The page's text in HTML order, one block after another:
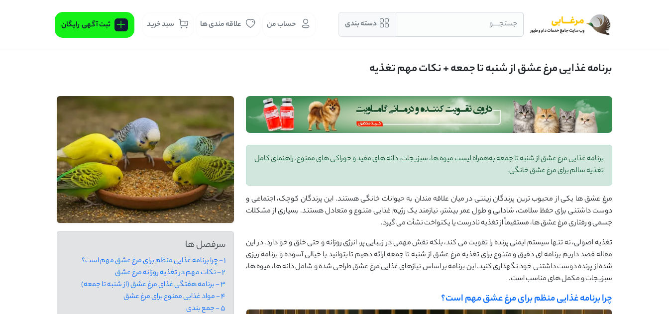
جستجــــو دسته بندی حساب من علاقه مندی ها سبد خرید ثبت آگهی رایگان
برنامه غذایی مرغ عشق از شنبه تا جمعه + نکات مهم تغذیه
برنامه غذایی مرغ عشق از شنبه تا جمعه به‌همراه لیست میوه‌ ها، سبزیجات، دانه ‌های مفید و خوراکی ‌های ممنوع. راهنمای کامل
تغذیه سالم برای مرغ عشق خانگی.
مرغ عشق ‌ها یکی از محبوب ‌ترین پرندگان زینتی در میان علاقه‌ مندان به حیوانات خانگی هستند. این پرندگان کوچک، اجتماعی و
دوست ‌داشتنی برای حفظ سلامت، شادابی و طول عمر بیشتر، نیازمند یک رژیم غذایی متنوع و متعادل هستند. بسیاری از مشکلات
جسمی و رفتاری مرغ عشق ‌ها، مستقیماً از تغذیه نادرست یا یکنواخت نشأت می‌ گیرد.
تغذیه‌ اصولی، نه تنها سیستم ایمنی پرنده را تقویت می ‌کند، بلکه نقش مهمی در زیبایی پر، انرژی روزانه و حتی خلق ‌و خو دارد. در این
مقاله قصد داریم برنامه ‌ای دقیق و متنوع برای تغذیه مرغ عشق از شنبه تا جمعه ارائه دهیم تا بتوانید با خیالی آسوده و برنامه ‌ریزی
‌شده از پرنده‌ دوست ‌داشتنی خود نگهداری کنید. این برنامه بر اساس نیازهای غذایی مرغ عشق طراحی شده و شامل دانه‌ ها، میوه‌ ها،
سبزیجات و مکمل‌ های مناسب است.
چرا برنامه غذایی منظم برای مرغ عشق مهم است؟
سرفصل ها
1 - چرا برنامه غذایی منظم برای مرغ عشق مهم است؟
2 - نکات مهم در تغذیه روزانه مرغ عشق
3 - برنامه هفتگی غذای مرغ عشق (از شنبه تا جمعه)
4 - مواد غذایی ممنوع برای مرغ عشق
5 - جمع بندی